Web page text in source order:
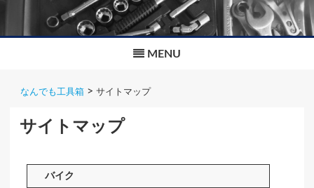
MENU
なんでも工具箱 > サイトマップ
サイトマップ
バイク